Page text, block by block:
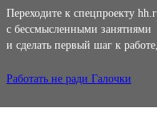
Переходите к спецпроекту
с бессмысленными занятиями
и сделать первый шаг к
Работать не ради Галочки